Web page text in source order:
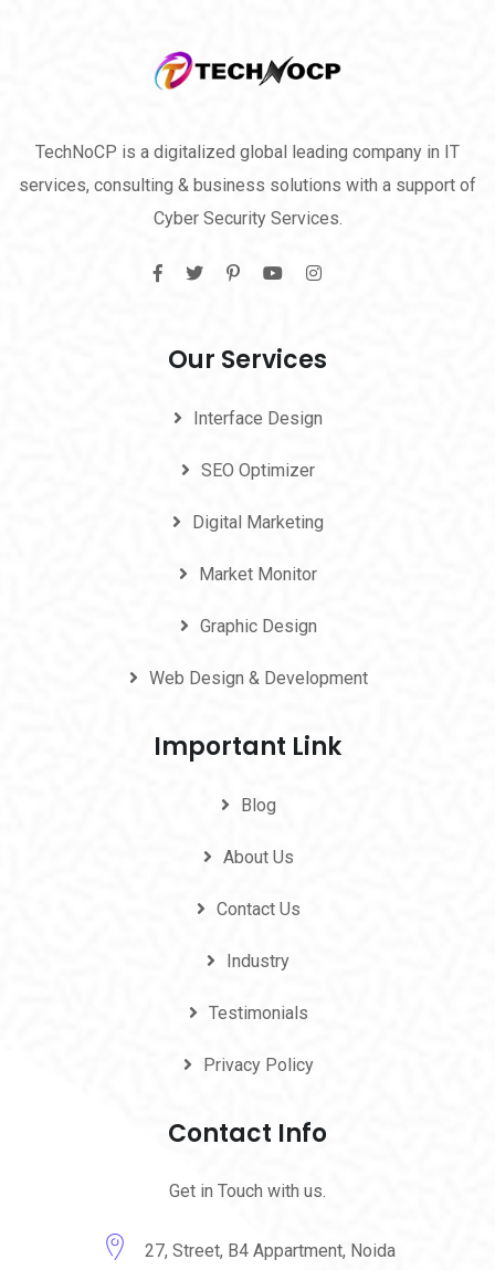
TechNoCP is a digitalized global leading company in IT
services, consulting & business solutions with a support of
Cyber Security Services.
Our Services
Interface Design
SEO Optimizer
Digital Marketing
Market Monitor
Graphic Design
Web Design & Development
Important Link
Blog
About Us
Contact Us
Industry
Testimonials
Privacy Policy
Contact Info
Get in Touch with us.
27, Street, B4 Appartment, Noida